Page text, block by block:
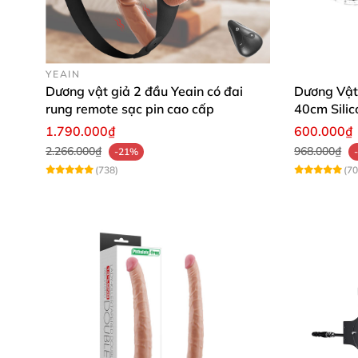
YEAIN
Dương vật giả 2 đầu Yeain có đai
rung remote sạc pin cao cấp
1.790.000₫
2.266.000₫
-21%
(738)
Dương
40cm
600.000₫
968.000₫